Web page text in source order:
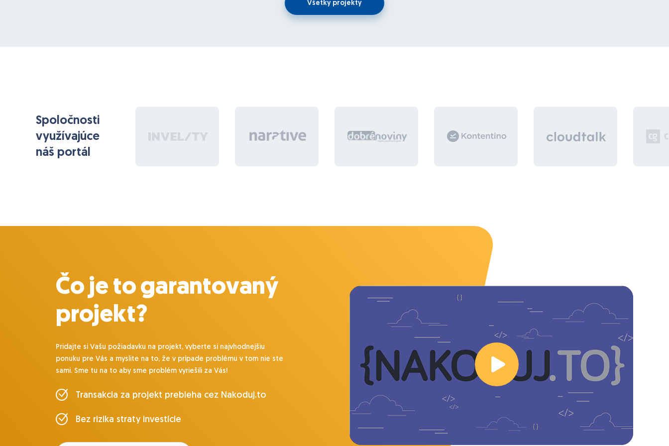
Všetky projekty
Spoločnosti
využívajúce
náš portál
Čo je to garantovaný
projekt?
Pridajte si Vašu požiadavku na projekt, vyberte si najvhodnejšiu
ponuku pre Vás a myslite na to, že v prípade problému v tom nie ste
sami. Sme tu na to aby sme problém vyriešili za Vás!
Transakcia za projekt prebieha cez Nakoduj.to
Bez rizika straty investície